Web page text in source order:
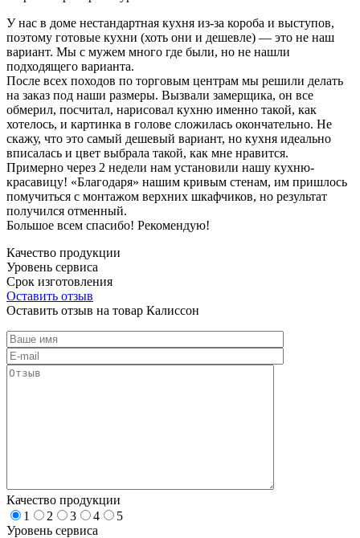
У нас в доме нестандартная кухня из-за короба и выступов,
поэтому готовые кухни (хоть они и дешевле) — это не наш
вариант. Мы с мужем много где были, но не нашли
подходящего варианта.
После всех походов по торговым центрам мы решили делать
на заказ под наши размеры. Вызвали замерщика, он все
обмерил, посчитал, нарисовал кухню именно такой, как
хотелось, и картинка в голове сложилась окончательно. Не
скажу, что это самый дешевый вариант, но кухня идеально
вписалась и цвет выбрала такой, как мне нравится.
Примерно через 2 недели нам установили нашу кухню-
красавицу! «Благодаря» нашим кривым стенам, им пришлось
помучиться с монтажом верхних шкафчиков, но результат
получился отменный.
Большое всем спасибо! Рекомендую!
Качество продукции
Уровень сервиса
Срок изготовления
Оставить отзыв
Оставить отзыв на товар Калиссон
Качество продукции
1
2 3 4
5
Уровень сервиса